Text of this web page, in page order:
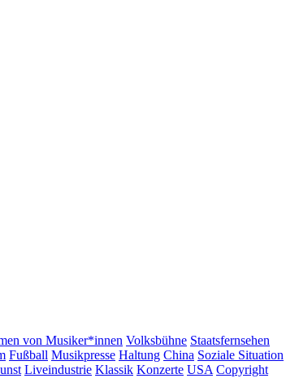
von Musiker*innen Volksbühne Staatsfernsehen
Fußball Musikpresse Haltung China Soziale Situation
Liveindustrie Klassik Konzerte USA Copyright